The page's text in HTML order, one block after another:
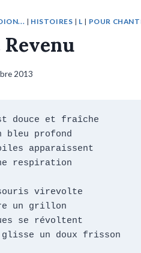
| HISTOIRES | L | POUR
Revenu
2013
douce et fraîche
bleu profond
apparaissent
respiration
souris virevolte
un grillon
se révoltent
glisse un doux frisson